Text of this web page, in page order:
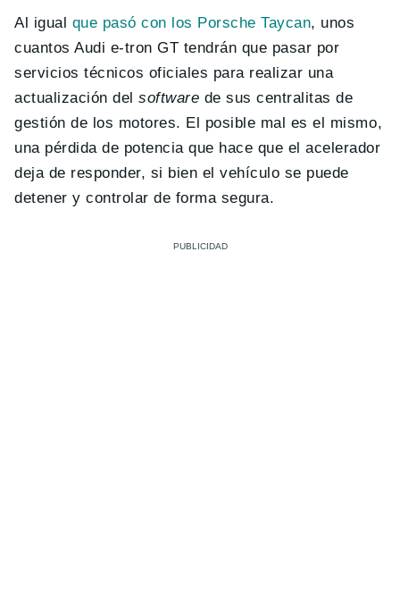
Al igual que pasó con los Porsche Taycan, unos
cuantos Audi e-tron GT tendrán que pasar por
servicios técnicos oficiales para realizar una
actualización delsoftware de sus centralitas de
gestión de los motores. El posible mal es el mismo,
una pérdida de potencia que hace que el acelerador
deja de responder, si bien el vehículo se puede
detener y controlar de forma segura.